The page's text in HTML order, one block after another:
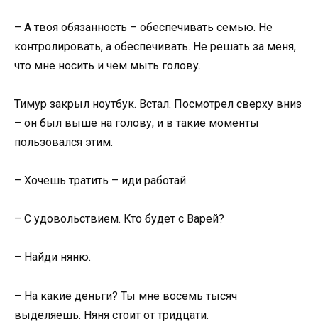
– А твоя обязанность – обеспечивать семью. Не
контролировать, а обеспечивать. Не решать за меня,
что мне носить и чем мыть голову.
Тимур закрыл ноутбук. Встал. Посмотрел сверху вниз
– он был выше на голову, и в такие моменты
пользовался этим.
– Хочешь тратить – иди работай.
– С удовольствием. Кто будет с Варей?
– Найди няню.
– На какие деньги? Ты мне восемь тысяч
выделяешь. Няня стоит от тридцати.